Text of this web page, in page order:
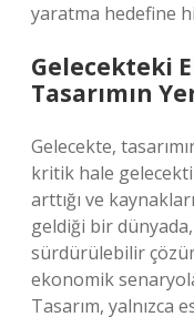
yaratma hedefine
Gelecekteki
Tasarımın
Gelecekte,
kritik hale
arttığı ve
geldiği bir
sürdürülebilir
ekonomik
Tasarım, yalnızca